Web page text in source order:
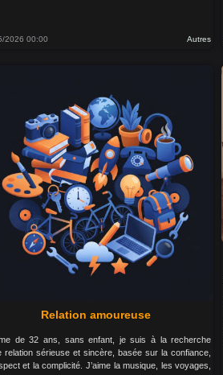
2026 00:00 Autres
Relation amoureuse
de 32 ans, sans enfant, je suis à la recherche
relation sérieuse et sincère, basée sur la confiance,
et la complicité. J’aime la musique, les voyages,